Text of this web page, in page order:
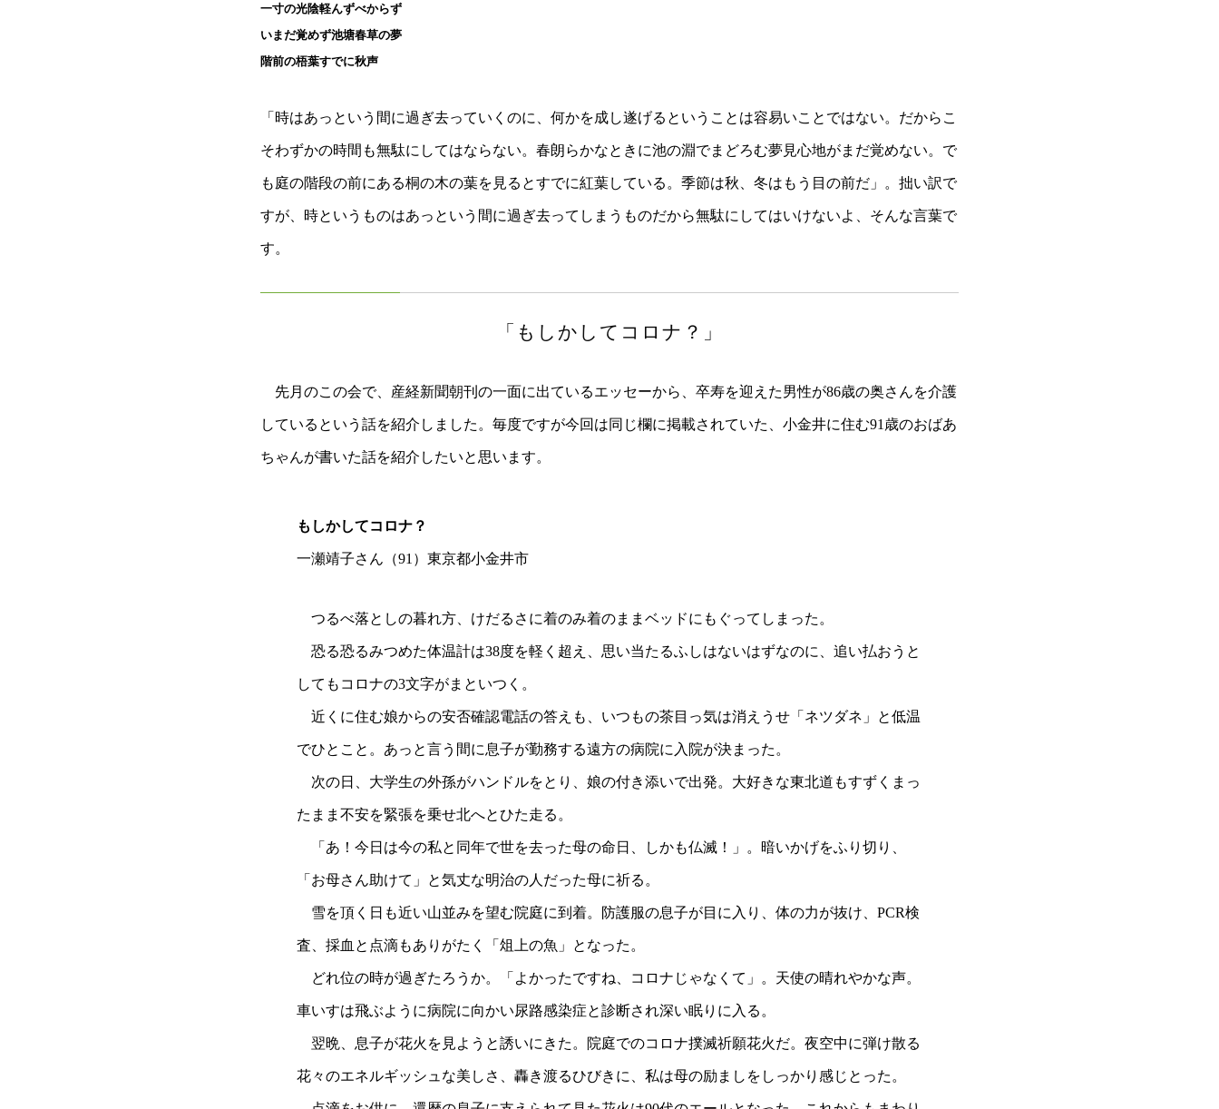
一寸の光陰軽んずべからず
いまだ覚めず池塘春草の夢
階前の梧葉すでに秋声
「時はあっという間に過ぎ去っていくのに、何かを成し遂げるということは容易いことではない。だからこ
そわずかの時間も無駄にしてはならない。春朗らかなときに池の淵でまどろむ夢見心地がまだ覚めない。で
も庭の階段の前にある桐の木の葉を見るとすでに紅葉している。季節は秋、冬はもう目の前だ」。拙い訳で
すが、時というものはあっという間に過ぎ去ってしまうものだから無駄にしてはいけないよ、そんな言葉で
す。
「もしかしてコロナ？」
先月のこの会で、産経新聞朝刊の一面に出ているエッセーから、卒寿を迎えた男性が86歳の奥さんを介護
しているという話を紹介しました。毎度ですが今回は同じ欄に掲載されていた、小金井に住む91歳のおばあ
ちゃんが書いた話を紹介したいと思います。
もしかしてコロナ？
一瀬靖子さん（91）東京都小金井市
つるべ落としの暮れ方、けだるさに着のみ着のままベッドにもぐってしまった。
恐る恐るみつめた体温計は38度を軽く超え、思い当たるふしはないはずなのに、追い払おうと
してもコロナの3文字がまといつく。
近くに住む娘からの安否確認電話の答えも、いつもの茶目っ気は消えうせ「ネツダネ」と低温
でひとこと。あっと言う間に息子が勤務する遠方の病院に入院が決まった。
次の日、大学生の外孫がハンドルをとり、娘の付き添いで出発。大好きな東北道もすずくまっ
たまま不安を緊張を乗せ北へとひた走る。
「あ！今日は今の私と同年で世を去った母の命日、しかも仏滅！」。暗いかげをふり切り、
「お母さん助けて」と気丈な明治の人だった母に祈る。
雪を頂く日も近い山並みを望む院庭に到着。防護服の息子が目に入り、体の力が抜け、PCR検
査、採血と点滴もありがたく「俎上の魚」となった。
どれ位の時が過ぎたろうか。「よかったですね、コロナじゃなくて」。天使の晴れやかな声。
車いすは飛ぶように病院に向かい尿路感染症と診断され深い眠りに入る。
翌晩、息子が花火を見ようと誘いにきた。院庭でのコロナ撲滅祈願花火だ。夜空中に弾け散る
花々のエネルギッシュな美しさ、轟き渡るひびきに、私は母の励ましをしっかり感じとった。